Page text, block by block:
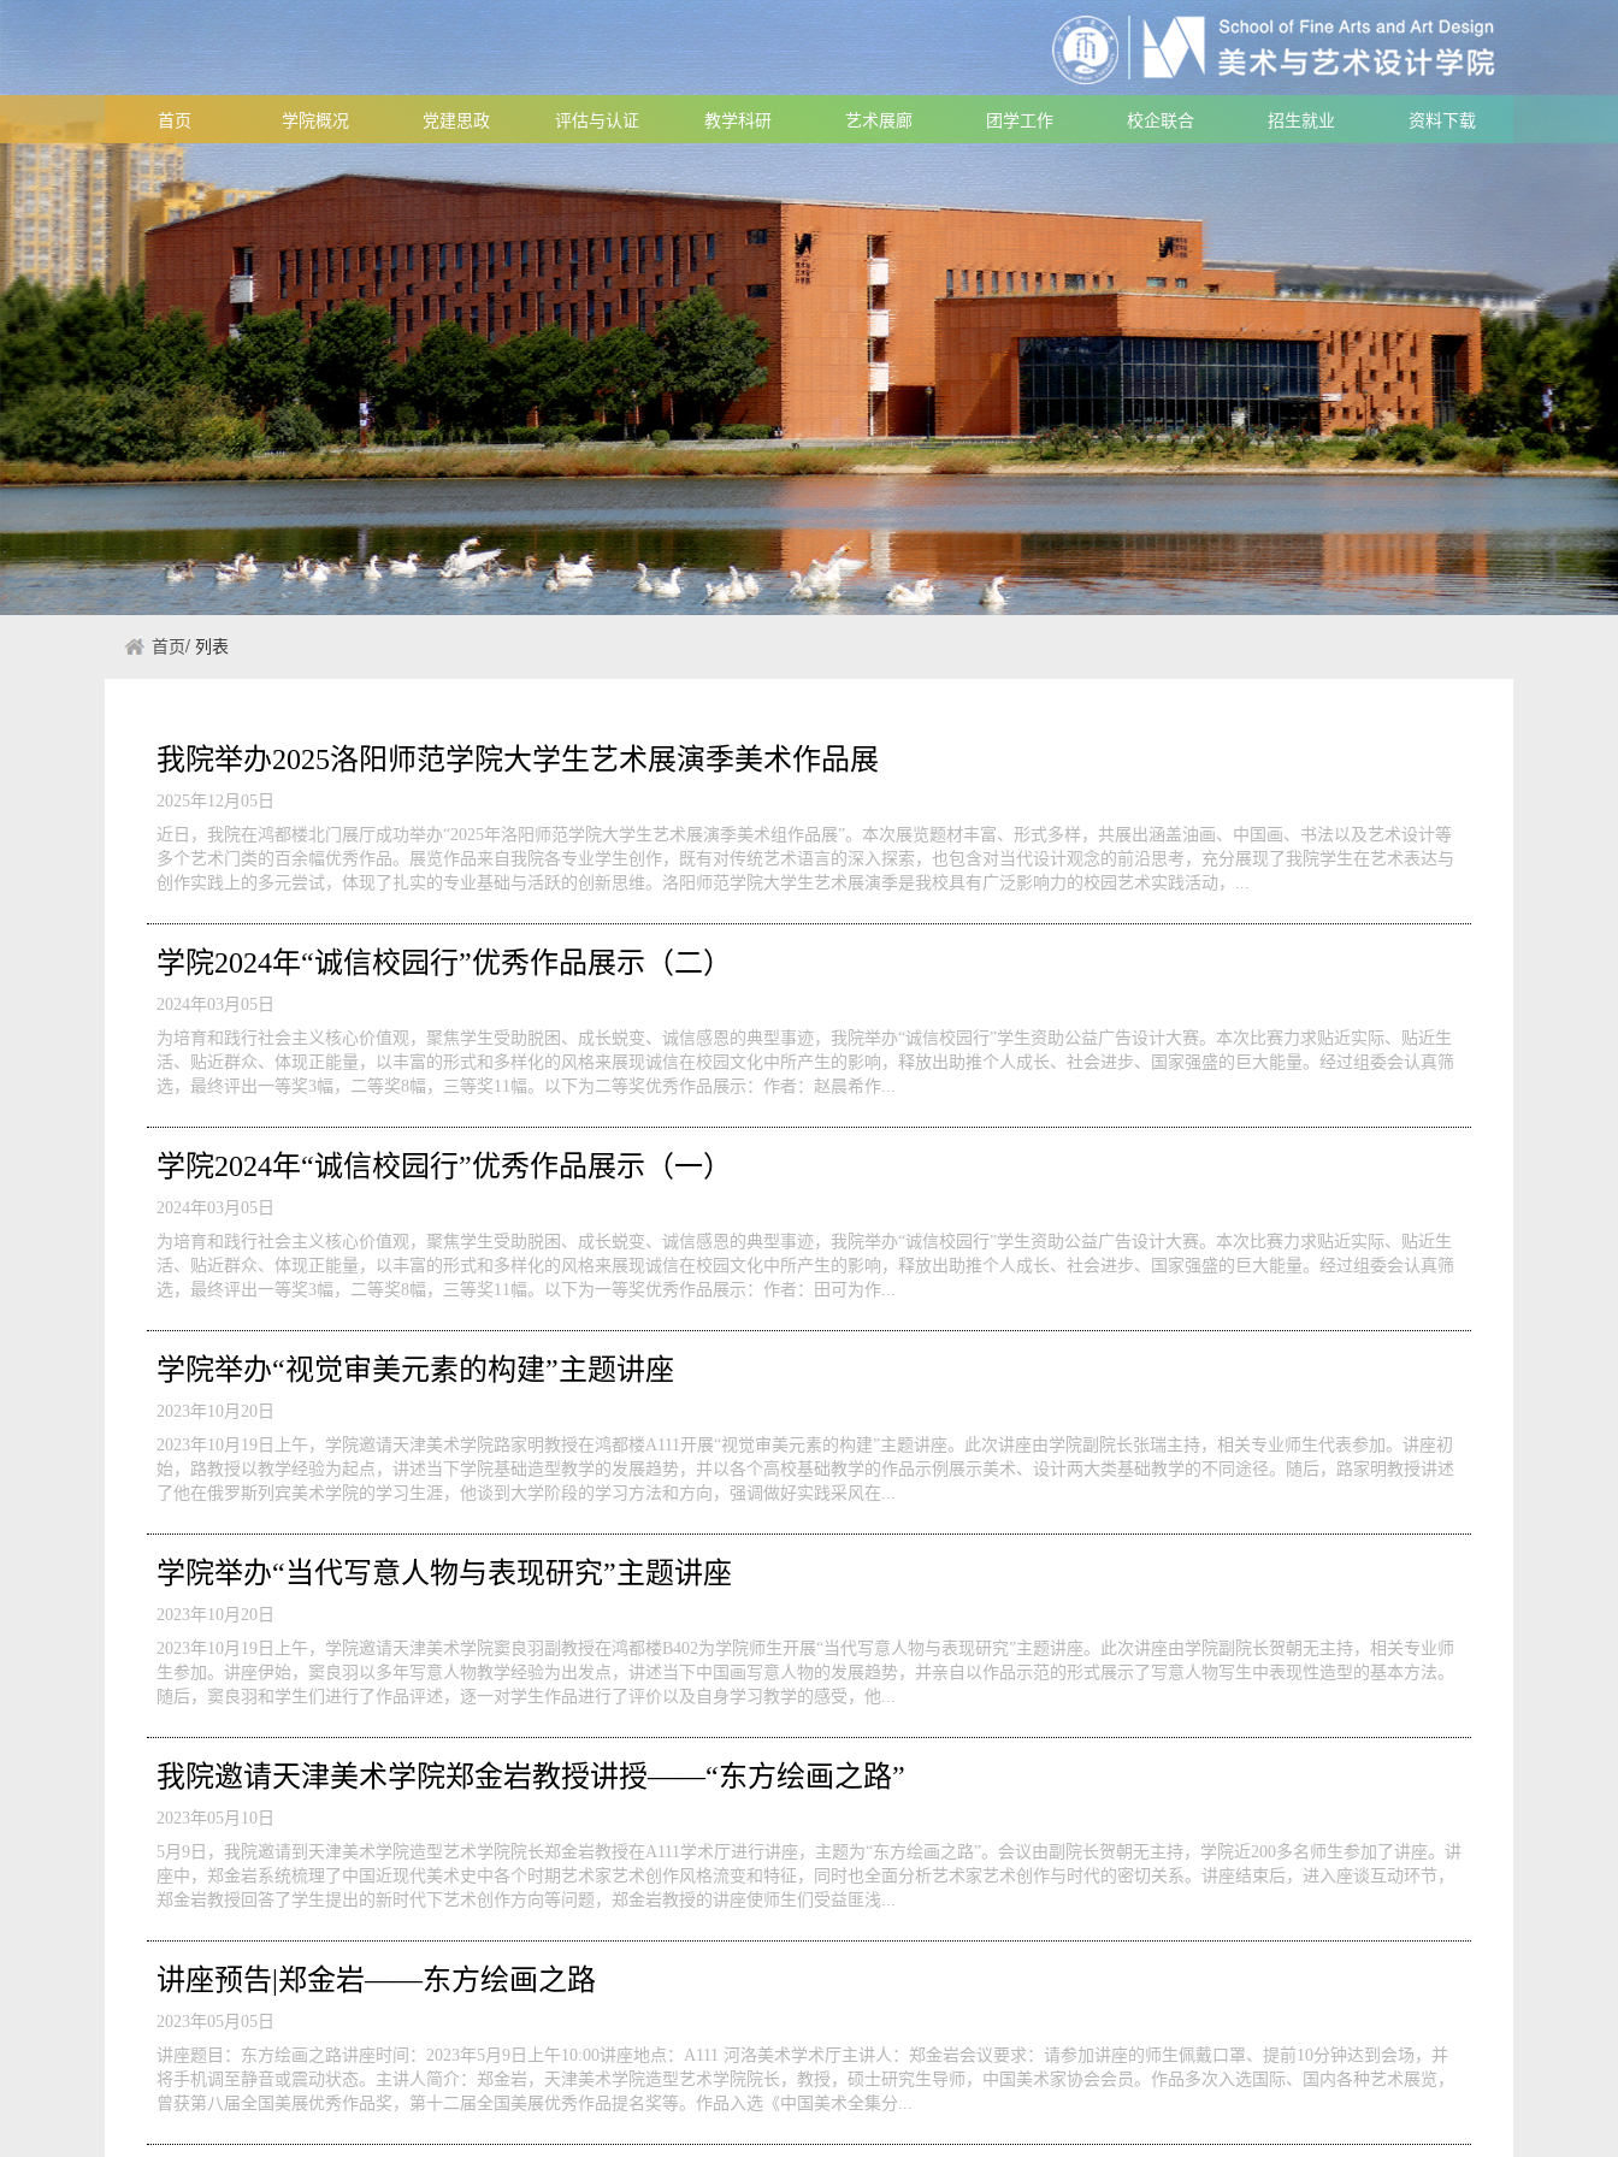
首页 学院概况 党建思政 评估与认证 教学科研 艺术展廊 团学工作 校企联合 招生就业 资料下载
首页/ 列表
我院举办2025洛阳师范学院大学生艺术展演季美术作品展
2025年12月05日
近日，我院在鸿都楼北门展厅成功举办“2025年洛阳师范学院大学生艺术展演季美术组作品展”。本次展览题材丰富、形式多样，共展出涵盖油画、中国画、书法以及艺术设计等
多个艺术门类的百余幅优秀作品。展览作品来自我院各专业学生创作，既有对传统艺术语言的深入探索，也包含对当代设计观念的前沿思考，充分展现了我院学生在艺术表达与
创作实践上的多元尝试，体现了扎实的专业基础与活跃的创新思维。洛阳师范学院大学生艺术展演季是我校具有广泛影响力的校园艺术实践活动，...
学院2024年“诚信校园行”优秀作品展示（二）
2024年03月05日
为培育和践行社会主义核心价值观，聚焦学生受助脱困、成长蜕变、诚信感恩的典型事迹，我院举办“诚信校园行”学生资助公益广告设计大赛。本次比赛力求贴近实际、贴近生
活、贴近群众、体现正能量，以丰富的形式和多样化的风格来展现诚信在校园文化中所产生的影响，释放出助推个人成长、社会进步、国家强盛的巨大能量。经过组委会认真筛
选，最终评出一等奖3幅，二等奖8幅，三等奖11幅。以下为二等奖优秀作品展示：作者：赵晨希作...
学院2024年“诚信校园行”优秀作品展示（一）
2024年03月05日
为培育和践行社会主义核心价值观，聚焦学生受助脱困、成长蜕变、诚信感恩的典型事迹，我院举办“诚信校园行”学生资助公益广告设计大赛。本次比赛力求贴近实际、贴近生
活、贴近群众、体现正能量，以丰富的形式和多样化的风格来展现诚信在校园文化中所产生的影响，释放出助推个人成长、社会进步、国家强盛的巨大能量。经过组委会认真筛
选，最终评出一等奖3幅，二等奖8幅，三等奖11幅。以下为一等奖优秀作品展示：作者：田可为作...
学院举办“视觉审美元素的构建”主题讲座
2023年10月20日
2023年10月19日上午，学院邀请天津美术学院路家明教授在鸿都楼A111开展“视觉审美元素的构建”主题讲座。此次讲座由学院副院长张瑞主持，相关专业师生代表参加。讲座初
始，路教授以教学经验为起点，讲述当下学院基础造型教学的发展趋势，并以各个高校基础教学的作品示例展示美术、设计两大类基础教学的不同途径。随后，路家明教授讲述
了他在俄罗斯列宾美术学院的学习生涯，他谈到大学阶段的学习方法和方向，强调做好实践采风在...
学院举办“当代写意人物与表现研究”主题讲座
2023年10月20日
2023年10月19日上午，学院邀请天津美术学院窦良羽副教授在鸿都楼B402为学院师生开展“当代写意人物与表现研究”主题讲座。此次讲座由学院副院长贺朝无主持，相关专业师
生参加。讲座伊始，窦良羽以多年写意人物教学经验为出发点，讲述当下中国画写意人物的发展趋势，并亲自以作品示范的形式展示了写意人物写生中表现性造型的基本方法。
随后，窦良羽和学生们进行了作品评述，逐一对学生作品进行了评价以及自身学习教学的感受，他...
我院邀请天津美术学院郑金岩教授讲授——“东方绘画之路”
2023年05月10日
5月9日，我院邀请到天津美术学院造型艺术学院院长郑金岩教授在A111学术厅进行讲座，主题为“东方绘画之路”。会议由副院长贺朝无主持，学院近200多名师生参加了讲座。讲
座中，郑金岩系统梳理了中国近现代美术史中各个时期艺术家艺术创作风格流变和特征，同时也全面分析艺术家艺术创作与时代的密切关系。讲座结束后，进入座谈互动环节，
郑金岩教授回答了学生提出的新时代下艺术创作方向等问题，郑金岩教授的讲座使师生们受益匪浅...
讲座预告|郑金岩——东方绘画之路
2023年05月05日
讲座题目：东方绘画之路讲座时间：2023年5月9日上午10:00讲座地点：A111 河洛美术学术厅主讲人：郑金岩会议要求：请参加讲座的师生佩戴口罩、提前10分钟达到会场，并
将手机调至静音或震动状态。主讲人简介：郑金岩，天津美术学院造型艺术学院院长，教授，硕士研究生导师，中国美术家协会会员。作品多次入选国际、国内各种艺术展览，
曾获第八届全国美展优秀作品奖，第十二届全国美展优秀作品提名奖等。作品入选《中国美术全集分...